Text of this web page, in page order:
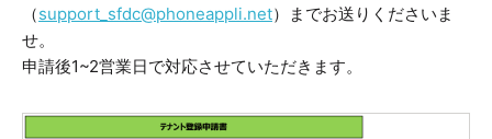
（support_sfdc@phoneappli.net）までお送りくださいま
せ。
申請後1~2営業日で対応させていただきます。